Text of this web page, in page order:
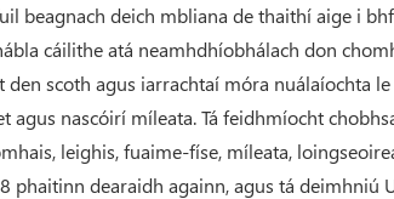
beagnach deich mbliana de thaithí aige i
cáilithe atá neamhdhíobhálach don
scoth agus iarrachtaí móra nuálaíochta
nascóirí míleata. Tá feidhmíocht
leighis, fuaime-físe, míleata,
dearaidh againn, agus tá deimhniú